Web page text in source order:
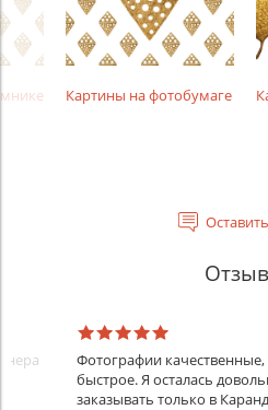
Картины на фотобумаге
Фотографии
быстрое. Я осталась
заказывать только в